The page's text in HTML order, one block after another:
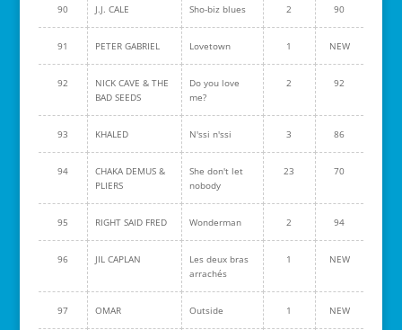
90 J.J. CALE Sho-biz blues 2 90
91 PETER GABRIEL Lovetown 1 NEW
92
NICK CAVE & THE
BAD SEEDS
Do you love
me?
2 92
93 KHALED N'ssi n'ssi 3 86
94
CHAKA DEMUS &
PLIERS
She don't let
nobody
23 70
95 RIGHT SAID FRED Wonderman 2 94
96 JIL CAPLAN
Les deux bras
arrachés
1 NEW
97 OMAR Outside 1 NEW